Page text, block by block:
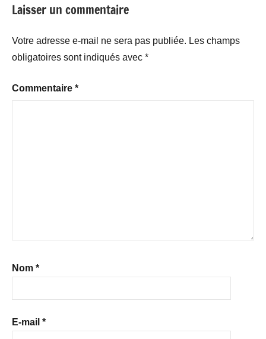
Laisser un commentaire
Votre adresse e-mail ne sera pas publiée. Les champs
obligatoires sont indiqués avec *
Commentaire *
Nom *
E-mail *